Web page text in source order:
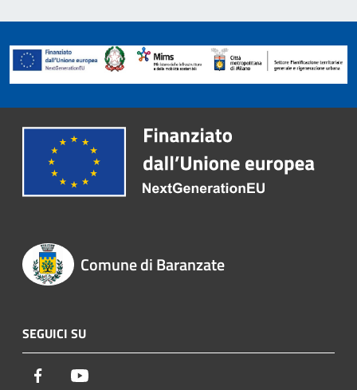
Comune di Baranzate
SEGUICI SU
Facebook